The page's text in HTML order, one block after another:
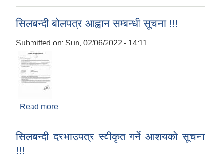
सिलबन्दी बोलपत्र आह्वान सम्बन्धी सूचना !!!
Submitted on: Sun, 02/06/2022 - 14:11
Read more
सिलबन्दी दरभाउपत्र स्वीकृत गर्ने आशयको सूचना
!!!